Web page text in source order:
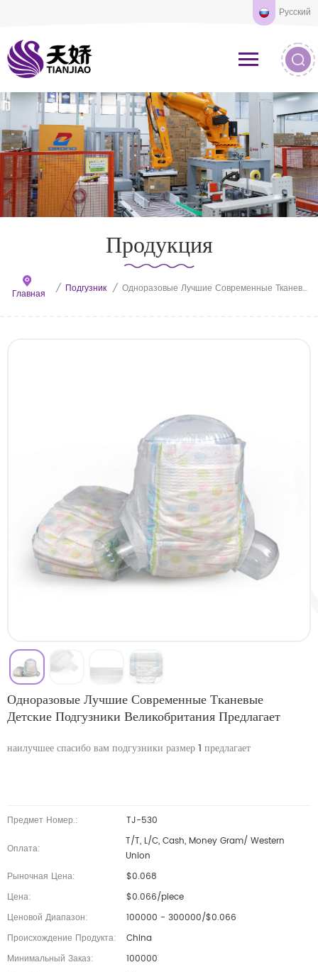
Русский
Продукция
Главная / Подгузник / Одноразовые Лучшие Современные Тканевые Детские Подгузники Великобритания Предлагает
Одноразовые Лучшие Современные Тканевые
Детские Подгузники Великобритания Предлагает
наилучшее спасибо вам подгузники размер 1 предлагает
Предмет Номер.: TJ-530
Оплата:
T/T, L/C, Cash, Money Gram/ Western
Union
Рыночная Цена:
$0.068
Цена:
$0.066/piece
Ценовой Диапазон:
100000 - 300000/$0.066
Происхождение Продукта:
China
Минимальный Заказ:
100000